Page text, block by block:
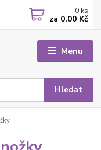
Menu
Hledat
0 ks
za 0,00 Kč